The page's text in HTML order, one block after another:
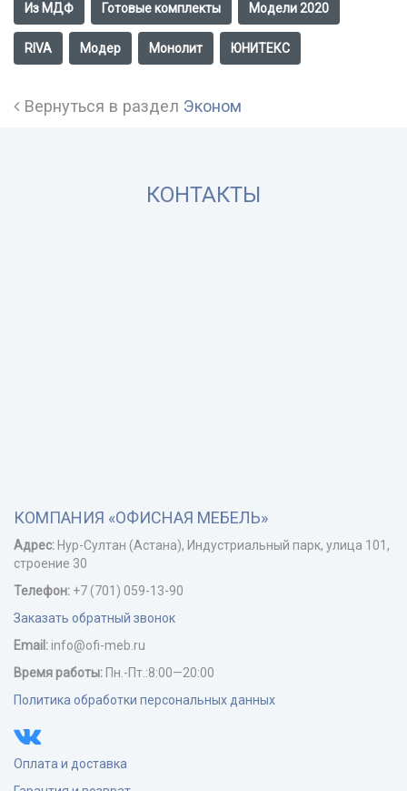
Из МДФ Готовые комплекты Модели 2020
RIVA Модер Монолит ЮНИТЕКС
Вернуться в раздел Эконом
КОНТАКТЫ
КОМПАНИЯ «ОФИСНАЯ МЕБЕЛЬ»
Адрес: Нур-Cултан (Астана), Индустриальный парк, улица 101,
строение 30
Телефон: +7 (701) 059-13-90
Заказать обратный звонок
Email:info@ofi-meb.ru
Время работы: Пн.-Пт.:8:00—20:00
Политика обработки персональных данных
Оплата и доставка